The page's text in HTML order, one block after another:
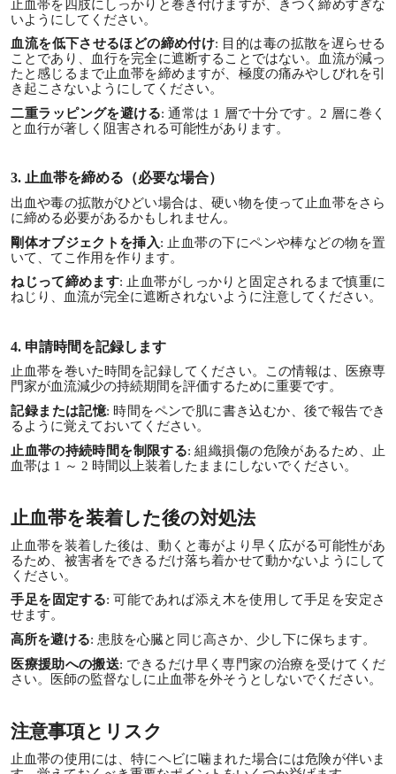
止血帯を四肢にしっかりと巻き付けますが、きつく締めすぎな
いようにしてください。
血流を低下させるほどの締め付け: 目的は毒の拡散を遅らせる
ことであり、血行を完全に遮断することではない。血流が減っ
たと感じるまで止血帯を締めますが、極度の痛みやしびれを引
き起こさないようにしてください。
二重ラッピングを避ける: 通常は 1 層で十分です。2 層に巻く
と血行が著しく阻害される可能性があります。
3. 止血帯を締める（必要な場合）
出血や毒の拡散がひどい場合は、硬い物を使って止血帯をさら
に締める必要があるかもしれません。
剛体オブジェクトを挿入: 止血帯の下にペンや棒などの物を置
いて、てこ作用を作ります。
ねじって締めます: 止血帯がしっかりと固定されるまで慎重に
ねじり、血流が完全に遮断されないように注意してください。
4. 申請時間を記録します
止血帯を巻いた時間を記録してください。この情報は、医療専
門家が血流減少の持続期間を評価するために重要です。
記録または記憶: 時間をペンで肌に書き込むか、後で報告でき
るように覚えておいてください。
止血帯の持続時間を制限する: 組織損傷の危険があるため、止
血帯は 1 ～ 2 時間以上装着したままにしないでください。
止血帯を装着した後の対処法
止血帯を装着した後は、動くと毒がより早く広がる可能性があ
るため、被害者をできるだけ落ち着かせて動かないようにして
ください。
手足を固定する: 可能であれば添え木を使用して手足を安定さ
せます。
高所を避ける: 患肢を心臓と同じ高さか、少し下に保ちます。
医療援助への搬送: できるだけ早く専門家の治療を受けてくだ
さい。医師の監督なしに止血帯を外そうとしないでください。
注意事項とリスク
止血帯の使用には、特にヘビに噛まれた場合には危険が伴いま